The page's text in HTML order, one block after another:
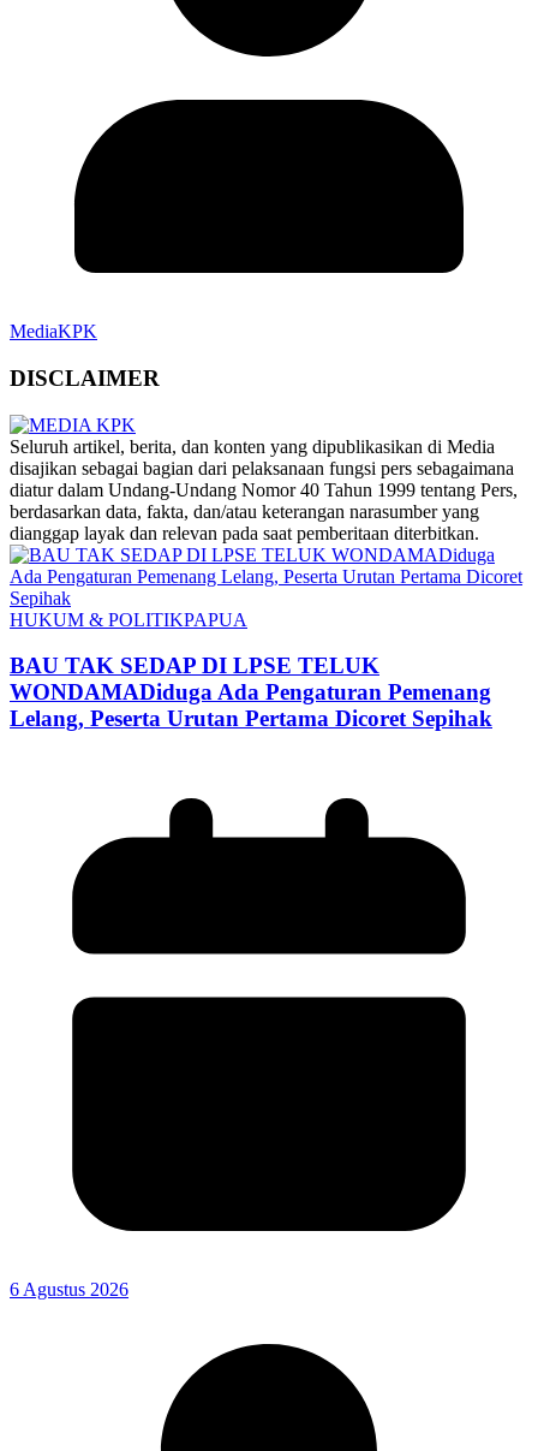
MediaKPK
DISCLAIMER
‎Seluruh artikel, berita, dan konten yang dipublikasikan di Media
disajikan sebagai bagian dari pelaksanaan fungsi pers sebagaimana
diatur dalam Undang-Undang Nomor 40 Tahun 1999 tentang Pers,
berdasarkan data, fakta, dan/atau keterangan narasumber yang
dianggap layak dan relevan pada saat pemberitaan diterbitkan.
HUKUM & POLITIKPAPUA
BAU TAK SEDAP DI LPSE TELUK
WONDAMADiduga Ada Pengaturan Pemenang
Lelang, Peserta Urutan Pertama Dicoret Sepihak
6 Agustus 2026